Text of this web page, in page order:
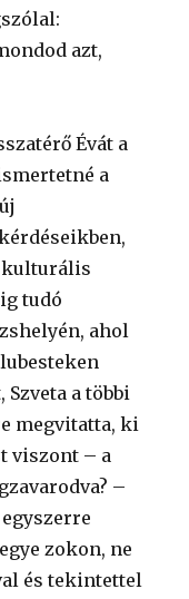
azt,
Évát a
a
kulturális
tudó
ahol
a többi
megvitatta, ki
viszont – a
–
zokon, ne
és tekintettel